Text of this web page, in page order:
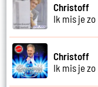
Christoff
Ik mis je zo
Christoff
Ik mis je zo